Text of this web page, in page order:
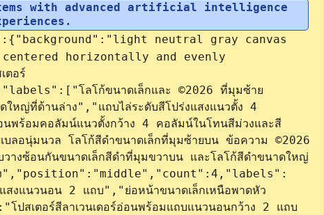
with advanced artificial intelligence
neutral gray canvas
horizontally and evenly
อร์
โลโก้ขนาดเล็กและ ©2026 ที่มุมซ้าย
ญ่ที่ด้านล่าง","แถบไล่ระดับสีโปร่งแสงแนวตั้ง 4
ร้อมคอลัมน์แนวตั้งกว้าง 4 คอลัมน์ในโทนสีม่วงและสี
บลอนุ่มนวล โลโก้สีดำขนาดเล็กที่มุมซ้ายบน ข้อความ ©2026
างซ้อนกันขนาดเล็กสีดำที่มุมขวาบน และโลโก้สีดำขนาดใหญ่
ง","position":"middle","count":4,"labels":
งแนวนอน 2 แถบ","ย่อหน้าขนาดเล็กเหนือพาดหัว
เตอร์สีลาเวนเดอร์อ่อนพร้อมแถบแนวนอนกว้าง 2 แถบ